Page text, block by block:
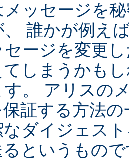
メッセージを
、 誰かが例え
セージを変更
しまうかも
す。 アリスの
証する方法
なダイジェス
というもの